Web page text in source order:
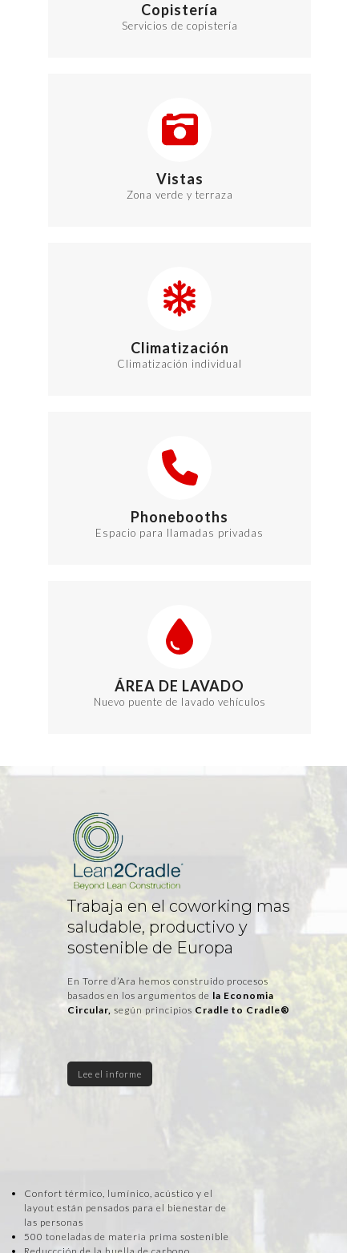
Copistería
Servicios de copistería
Vistas
Zona verde y terraza
Climatización
Climatización individual
Phonebooths
Espacio para llamadas privadas
ÁREA DE LAVADO
Nuevo puente de lavado vehículos
Trabaja en el coworking mas
saludable, productivo y
sostenible de Europa
En Torre d’Ara hemos construido procesos
basados en los argumentos de la Economia
Circular, según principios Cradle to Cradle®
Lee el informe
Confort térmico, lumínico, acústico y el
layout están pensados para el bienestar de
las personas
500 toneladas de materia prima sostenible